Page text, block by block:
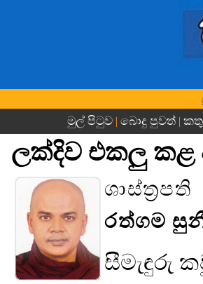
මුල් පිටුව | බොදු පුවත්|
ලක්දිව එකලු කළ
ශාස්ත්‍රපති
රත්ගම
සීමැඳුරු